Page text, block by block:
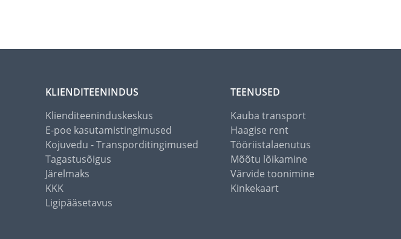
KLIENDITEENINDUS
Klienditeeninduskeskus
E-poe kasutamistingimused
Kojuvedu - Transporditingimused
Tagastusõigus
Järelmaks
KKK
Ligipääsetavus
TEENUSED
Kauba transport
Haagise rent
Tööriistalaenutus
Mõõtu lõikamine
Värvide toonimine
Kinkekaart